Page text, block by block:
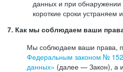
данных и при обнаружении
короткие сроки устраняем
7. Как мы соблюдаем ваши
Мы соблюдаем ваши права,
Федеральным законом №
данных» (далее — Закон), а